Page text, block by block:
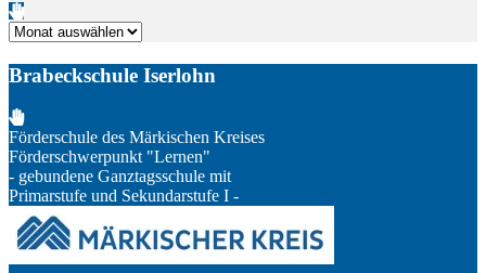
Archiv
Brabeckschule Iserlohn
Förderschule des Märkischen Kreises
Förderschwerpunkt "Lernen"
- gebundene Ganztagsschule mit
Primarstufe und Sekundarstufe I -